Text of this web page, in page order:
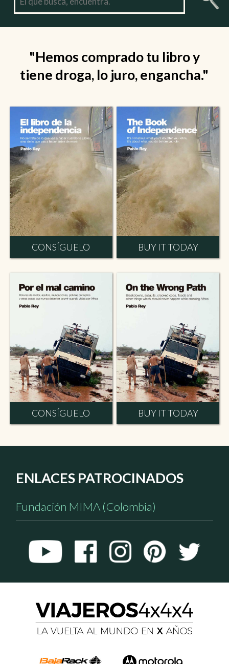
"Hemos comprado tu libro y
tiene droga, lo juro, engancha."
CONSÍGUELO BUY IT TODAY
CONSÍGUELO BUY IT TODAY
ENLACES PATROCINADOS
Fundación MIMA (Colombia)